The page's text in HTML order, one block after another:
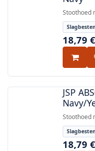
Stoothoed
voor
van de
18,79 €
JSP
Navy/
Stoothoed
voor
18,79 €